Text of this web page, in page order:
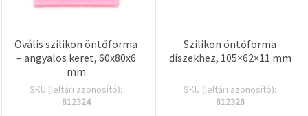
Ovális szilikon öntőforma
– angyalos keret, 60x80x6
mm
SKU (leltári azonosító):
812324
Szilikon öntőforma
díszekhez, 105×62×11 mm
SKU (leltári azonosító):
812328